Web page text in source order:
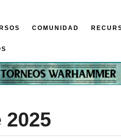
COMUNIDAD